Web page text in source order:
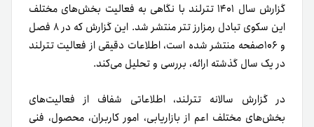
گزارش سال ۱۴۰۱ تترلند با نگاهی به فعالیت بخش‌های مختلف
این سکوی تبادل رمزارز تتر منتشر شد. این گزارش که در ۸ فصل
و ۱۰۶صفحه منتشر شده است، اطلاعات دقیقی از فعالیت تترلند
در یک سال گذشته ارائه، بررسی و تحلیل می‌کند.
در گزارش سالانه تترلند، اطلاعاتی شفاف از فعالیت‌های
بخش‌های مختلف اعم از بازاریابی، امور کاربران، محصول، فنی